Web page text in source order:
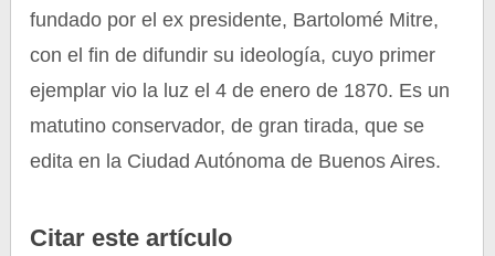
fundado por el ex presidente, Bartolomé Mitre,
con el fin de difundir su ideología, cuyo primer
ejemplar vio la luz el 4 de enero de 1870. Es un
matutino conservador, de gran tirada, que se
edita en la Ciudad Autónoma de Buenos Aires.
Citar este artículo